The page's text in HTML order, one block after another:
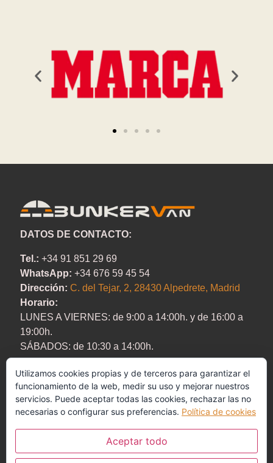
DATOS DE CONTACTO:
Tel.: +34 91 851 29 69
WhatsApp: +34 676 59 45 54
Dirección: C. del Tejar, 2, 28430 Alpedrete, Madrid
Horario:
LUNES A VIERNES: de 9:00 a 14:00h. y de 16:00 a
19:00h.
SÁBADOS: de 10:30 a 14:00h.
Utilizamos cookies propias y de terceros para garantizar el
funcionamiento de la web, medir su uso y mejorar nuestros
servicios. Puede aceptar todas las cookies, rechazar las no
necesarias o configurar sus preferencias. Política de cookies
Aceptar todo